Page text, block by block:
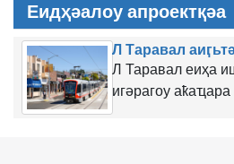
Еидҳәалоу апроектқәа
Л Таравал
Л Таравал еиҳа
игәрагоу аҟаҵара